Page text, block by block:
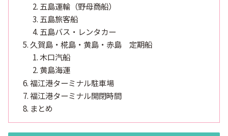
五島運輸（野母商船）
五島旅客船
五島バス・レンタカー
久賀島・椛島・黄島・赤島 定期船
木口汽船
黄島海運
福江港ターミナル駐車場
福江港ターミナル開閉時間
まとめ